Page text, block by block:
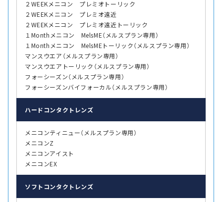
２WEEKメニコン プレミオトーリック
２WEEKメニコン プレミオ遠近
２WEEKメニコン プレミオ遠近トーリック
１Monthメニコン MelsME（メルスプラン専用）
１Monthメニコン MelsMEトーリック（メルスプラン専用）
マンスウエア（メルスプラン専用）
マンスウエアトーリック（メルスプラン専用）
フォーシーズン（メルスプラン専用）
フォーシーズンバイフォーカル（メルスプラン専用）
ハード コンタクトレンズ
メニコンティニュー（メルスプラン専用）
メニコンZ
メニコンアイスト
メニコンEX
ソフト コンタクトレンズ